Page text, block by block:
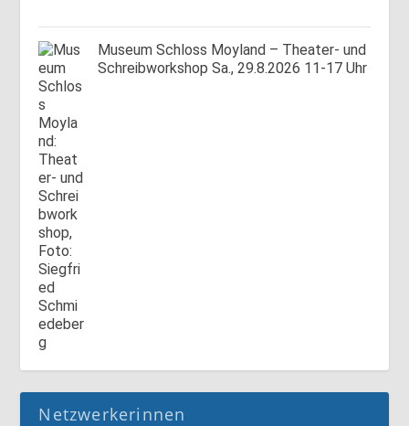
Museum Schloss Moyland – Theater- und
Schreibworkshop Sa., 29.8.2026 11-17 Uhr
Netzwerkerinnen